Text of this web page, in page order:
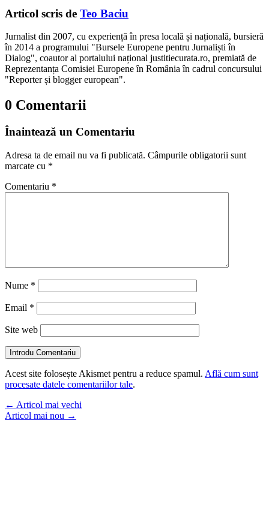
Articol scris de Teo Baciu
Jurnalist din 2007, cu experiență în presa locală și națională, bursieră
în 2014 a programului "Bursele Europene pentru Jurnaliști în
Dialog", coautor al portalului național justitiecurata.ro, premiată de
Reprezentanța Comisiei Europene în România în cadrul concursului
"Reporter și blogger european".
0 Comentarii
Înaintează un Comentariu
Adresa ta de email nu va fi publicată. Câmpurile obligatorii sunt
marcate cu *
Comentariu *
Nume *
Email *
Site web
Introdu Comentariu
Acest site folosește Akismet pentru a reduce spamul. Află cum sunt
procesate datele comentariilor tale.
← Articol mai vechi
Articol mai nou →